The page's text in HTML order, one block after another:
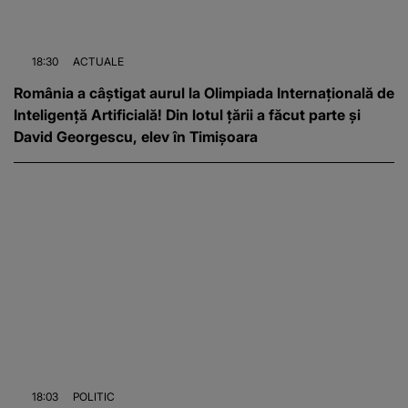
18:30 ACTUALE
România a câștigat aurul la Olimpiada Internațională de
Inteligență Artificială! Din lotul țării a făcut parte și
David Georgescu, elev în Timișoara
18:03 POLITIC